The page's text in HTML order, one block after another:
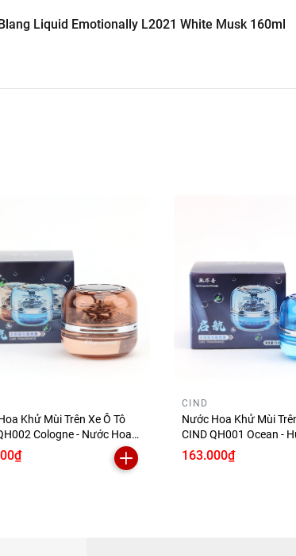
luôn đứng thẳng.
Liquid Emotionally L2021 White Musk 160ml
Khử Mùi Trên Xe Ô Tô
Cologne - Nước Hoa
Năng Lượng Mặt Trời
Hiệu Quả Phù Hợp Cho
CIND
Nước Hoa Khử Mùi
CIND QH001 Ocean -
55ml Năng Lượng Mặt
Mùi Hiệu Quả Phù Hợp
163.000₫